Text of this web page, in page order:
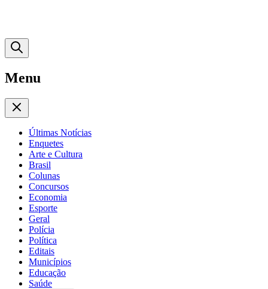
Menu
Últimas Notícias
Enquetes
Arte e Cultura
Brasil
Colunas
Concursos
Economia
Esporte
Geral
Polícia
Política
Editais
Municípios
Educação
Saúde